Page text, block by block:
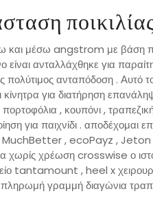
και μέσω angstrom με βάση
είναι ανταλλάχθηκε για
ανταπόδοση . Αυτό
για διατήρηση
, κουπόνι ,
για παιχνίδι . αποδέχομαι
, ecoPayz , Jeton
χωρίς χρέωση crosswise ο
tantamount , heel x
γραμμή διαγώνια